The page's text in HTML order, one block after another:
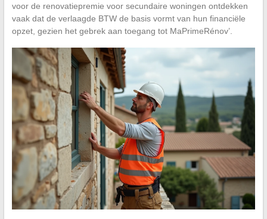
voor de renovatiepremie voor secundaire woningen ontdekken
vaak dat de verlaagde BTW de basis vormt van hun financiële
opzet, gezien het gebrek aan toegang tot MaPrimeRénov’.